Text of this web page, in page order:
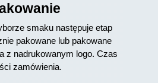
smaku następuje etap
pakowane lub pakowane
z nadrukowanym logo. Czas
zamówienia.